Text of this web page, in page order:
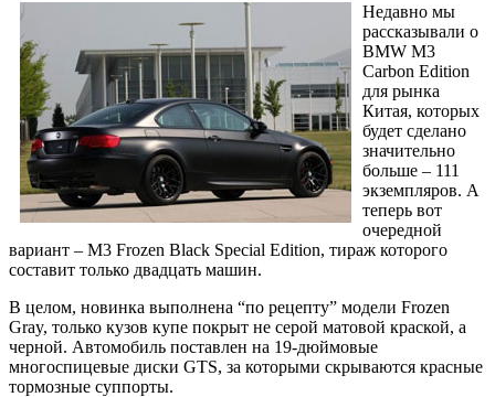
Недавно мы
рассказывали о
BMW M3
Carbon Edition
для рынка
Китая, которых
будет сделано
значительно
больше – 111
экземпляров. А
теперь вот
очередной
вариант – M3 Frozen Black Special Edition, тираж которого
составит только двадцать машин.
В целом, новинка выполнена “по рецепту” модели Frozen
Gray, только кузов купе покрыт не серой матовой краской, а
черной. Автомобиль поставлен на 19-дюймовые
многоспицевые диски GTS, за которыми скрываются красные
тормозные суппорты.